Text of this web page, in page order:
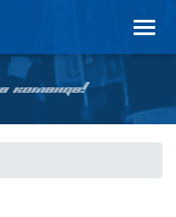
КОМАНДА!